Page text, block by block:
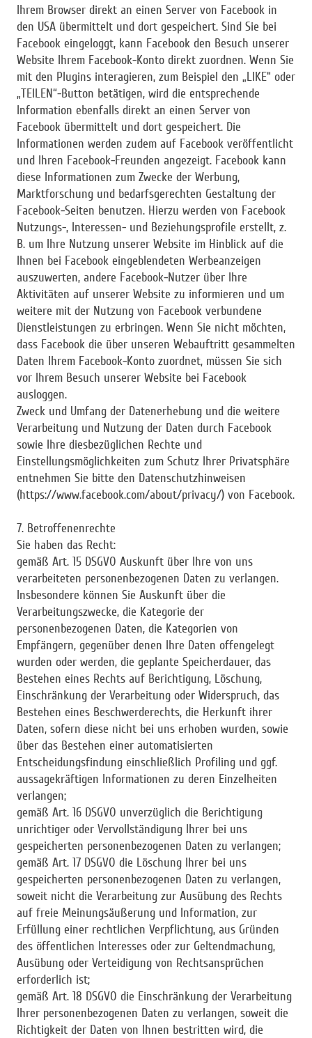
Ihrem Browser direkt an einen Server von Facebook in
den USA übermittelt und dort gespeichert. Sind Sie bei
Facebook eingeloggt, kann Facebook den Besuch unserer
Website Ihrem Facebook-Konto direkt zuordnen. Wenn Sie
mit den Plugins interagieren, zum Beispiel den „LIKE“ oder
„TEILEN“-Button betätigen, wird die entsprechende
Information ebenfalls direkt an einen Server von
Facebook übermittelt und dort gespeichert. Die
Informationen werden zudem auf Facebook veröffentlicht
und Ihren Facebook-Freunden angezeigt. Facebook kann
diese Informationen zum Zwecke der Werbung,
Marktforschung und bedarfsgerechten Gestaltung der
Facebook-Seiten benutzen. Hierzu werden von Facebook
Nutzungs-, Interessen- und Beziehungsprofile erstellt, z.
B. um Ihre Nutzung unserer Website im Hinblick auf die
Ihnen bei Facebook eingeblendeten Werbeanzeigen
auszuwerten, andere Facebook-Nutzer über Ihre
Aktivitäten auf unserer Website zu informieren und um
weitere mit der Nutzung von Facebook verbundene
Dienstleistungen zu erbringen. Wenn Sie nicht möchten,
dass Facebook die über unseren Webauftritt gesammelten
Daten Ihrem Facebook-Konto zuordnet, müssen Sie sich
vor Ihrem Besuch unserer Website bei Facebook
ausloggen.
Zweck und Umfang der Datenerhebung und die weitere
Verarbeitung und Nutzung der Daten durch Facebook
sowie Ihre diesbezüglichen Rechte und
Einstellungsmöglichkeiten zum Schutz Ihrer Privatsphäre
entnehmen Sie bitte den Datenschutzhinweisen
(https://www.facebook.com/about/privacy/) von Facebook.
7. Betroffenenrechte
Sie haben das Recht:
gemäß Art. 15 DSGVO Auskunft über Ihre von uns
verarbeiteten personenbezogenen Daten zu verlangen.
Insbesondere können Sie Auskunft über die
Verarbeitungszwecke, die Kategorie der
personenbezogenen Daten, die Kategorien von
Empfängern, gegenüber denen Ihre Daten offengelegt
wurden oder werden, die geplante Speicherdauer, das
Bestehen eines Rechts auf Berichtigung, Löschung,
Einschränkung der Verarbeitung oder Widerspruch, das
Bestehen eines Beschwerderechts, die Herkunft ihrer
Daten, sofern diese nicht bei uns erhoben wurden, sowie
über das Bestehen einer automatisierten
Entscheidungsfindung einschließlich Profiling und ggf.
aussagekräftigen Informationen zu deren Einzelheiten
verlangen;
gemäß Art. 16 DSGVO unverzüglich die Berichtigung
unrichtiger oder Vervollständigung Ihrer bei uns
gespeicherten personenbezogenen Daten zu verlangen;
gemäß Art. 17 DSGVO die Löschung Ihrer bei uns
gespeicherten personenbezogenen Daten zu verlangen,
soweit nicht die Verarbeitung zur Ausübung des Rechts
auf freie Meinungsäußerung und Information, zur
Erfüllung einer rechtlichen Verpflichtung, aus Gründen
des öffentlichen Interesses oder zur Geltendmachung,
Ausübung oder Verteidigung von Rechtsansprüchen
erforderlich ist;
gemäß Art. 18 DSGVO die Einschränkung der Verarbeitung
Ihrer personenbezogenen Daten zu verlangen, soweit die
Richtigkeit der Daten von Ihnen bestritten wird, die